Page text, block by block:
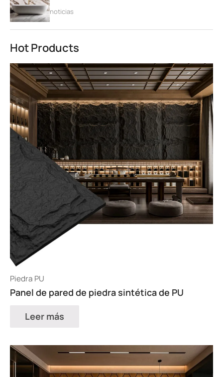
noticias
Hot Products
Piedra PU
Panel de pared de piedra sintética de PU
Leer más